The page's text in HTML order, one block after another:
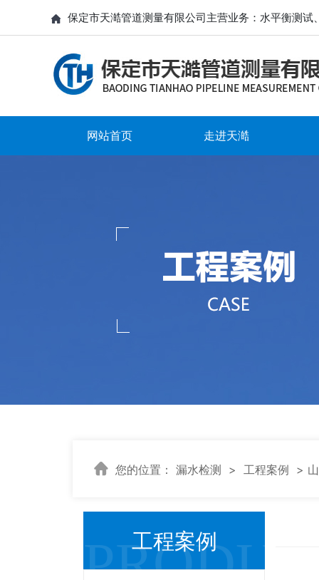
保定市天澔管道测量有限公司主营业务：水平衡测
网站首页 走进天澔
您的位置： 漏水检测 > 工程案例 >
工程案例